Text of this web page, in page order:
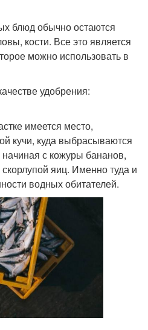
блюд обычно остаются
кости. Все это является
можно использовать в
удобрения:
имеется место,
кучи, куда выбрасываются
с кожуры бананов,
яиц. Именно туда и
водных обитателей.